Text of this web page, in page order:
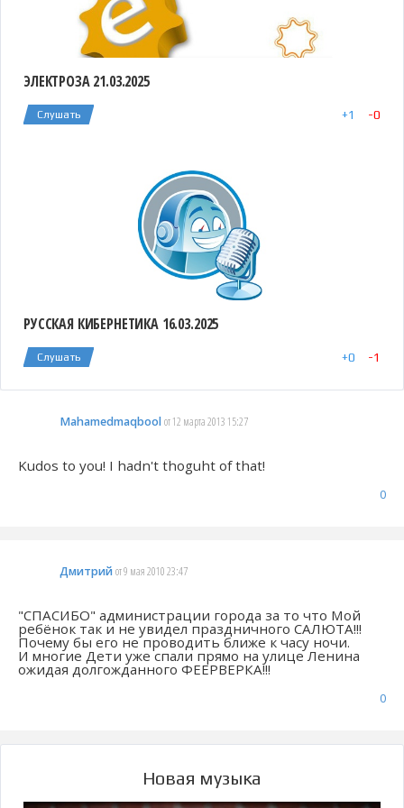
ЭЛЕКТРОЗА 21.03.2025
Слушать +1 -0
РУССКАЯ КИБЕРНЕТИКА 16.03.2025
Слушать +0 -1
Mahamedmaqboolот 12 марта 2013 15:27
0
Kudos to you! I hadn't thoguht of that!
Дмитрийот 9 мая 2010 23:47
0
"СПАСИБО" администрации города за то что Мой
ребёнок так и не увидел праздничного САЛЮТА!!!
Почему бы его не проводить ближе к часу ночи.
И многие Дети уже спали прямо на улице Ленина
ожидая долгожданного ФЕЕРВЕРКА!!!
Новая музыка